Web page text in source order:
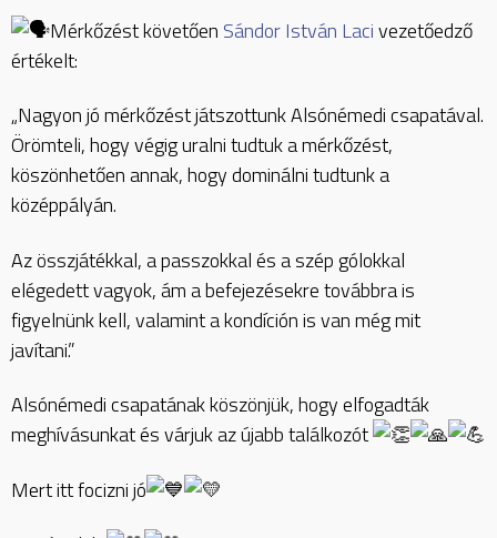
Mérkőzést követően Sándor István Lacivezetőedző
értékelt:
„Nagyon jó mérkőzést játszottunk Alsónémedi csapatával.
Örömteli, hogy végig uralni tudtuk a mérkőzést,
köszönhetően annak, hogy dominálni tudtunk a
középpályán.
Az összjátékkal, a passzokkal és a szép gólokkal
elégedett vagyok, ám a befejezésekre továbbra is
figyelnünk kell, valamint a kondíción is van még mit
javítani.”
Alsónémedi csapatának köszönjük, hogy elfogadták
meghívásunkat és várjuk az újabb találkozót
Mert itt focizni jó